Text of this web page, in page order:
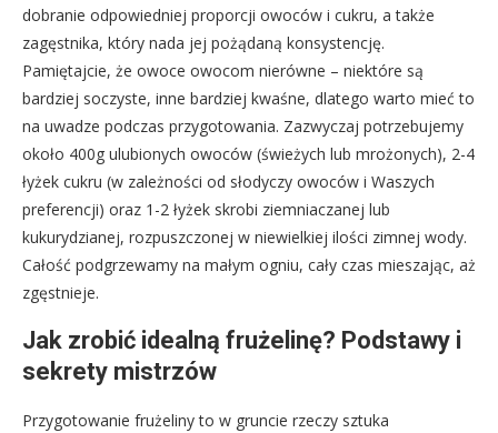
dobranie odpowiedniej proporcji owoców i cukru, a także
zagęstnika, który nada jej pożądaną konsystencję.
Pamiętajcie, że owoce owocom nierówne – niektóre są
bardziej soczyste, inne bardziej kwaśne, dlatego warto mieć to
na uwadze podczas przygotowania. Zazwyczaj potrzebujemy
około 400g ulubionych owoców (świeżych lub mrożonych), 2-4
łyżek cukru (w zależności od słodyczy owoców i Waszych
preferencji) oraz 1-2 łyżek skrobi ziemniaczanej lub
kukurydzianej, rozpuszczonej w niewielkiej ilości zimnej wody.
Całość podgrzewamy na małym ogniu, cały czas mieszając, aż
zgęstnieje.
Jak zrobić idealną frużelinę? Podstawy i
sekrety mistrzów
Przygotowanie frużeliny to w gruncie rzeczy sztuka